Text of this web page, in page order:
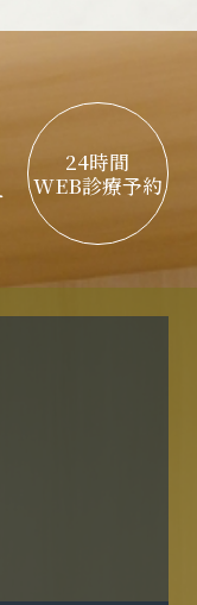
24時間
WEB診療予約